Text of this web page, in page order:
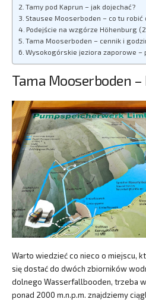
Tamy pod Kaprun – jak dojechać?
Stausee Mooserboden – co tu robić
Podejście na wzgórze Höhenburg
Tama Mooserboden – cennik i
Wysokogórskie jeziora zaporowe –
Tama Mooserboden
Warto wiedzieć co nieco o miejscu,
się dostać do dwóch zbiorników
dolnego Wasserfallbooden, trzeba
ponad 2000 m.n.p.m. znajdziemy